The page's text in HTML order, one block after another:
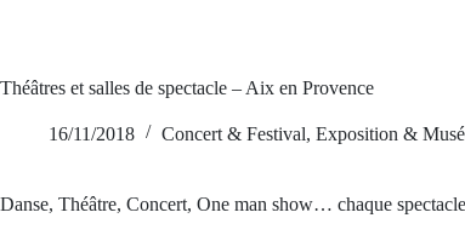
Théâtres et salles de spectacle – Aix en Provence
16/11/2018 Concert & Festival, Exposition &
Danse, Théâtre, Concert, One man show… chaque